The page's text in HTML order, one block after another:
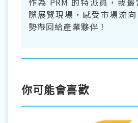
際展覽現場，感受市場流
勢帶回給產業夥伴！
你可能會喜歡